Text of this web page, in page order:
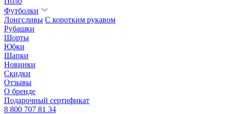
Футболки
Лонгсливы С коротким рукавом
Рубашки
Шорты
Юбки
Шапки
Новинки
Скидки
Отзывы
О бренде
Подарочный сертификат
8 800 707 81 34